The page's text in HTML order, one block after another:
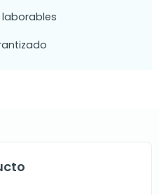
laborables